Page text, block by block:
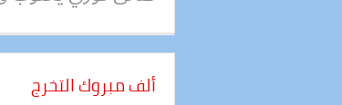
ألف مبروك التخرج